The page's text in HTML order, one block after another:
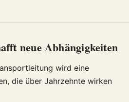
neue Abhängigkeiten
wird eine
die über Jahrzehnte wirken